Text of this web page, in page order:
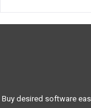
Buy desired software